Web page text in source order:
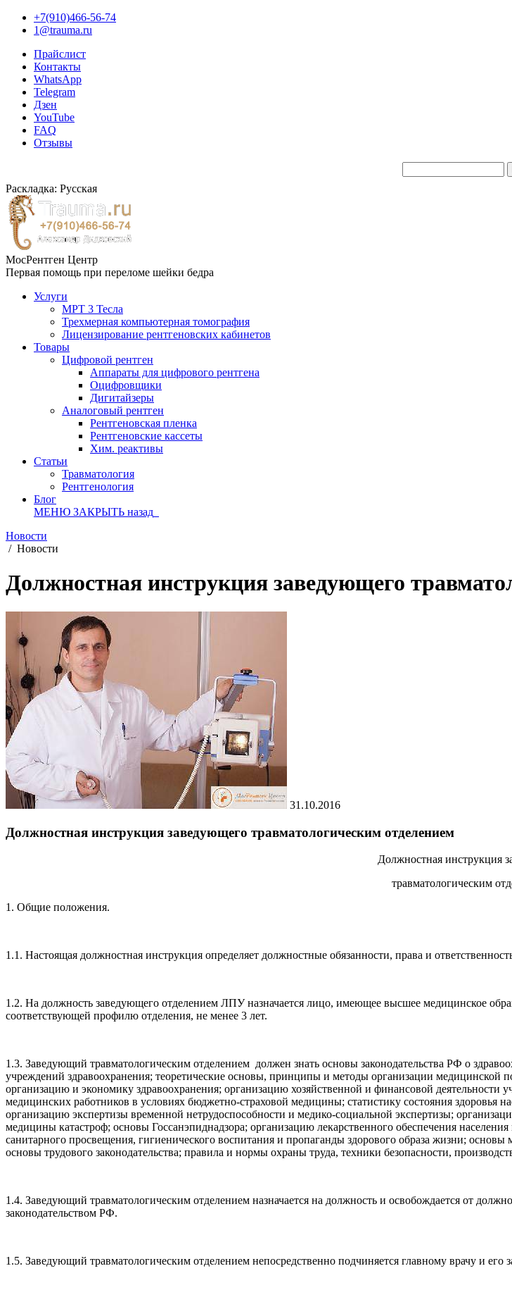
+7(910)466-56-74
1@trauma.ru
Прайслист
Контакты
WhatsApp
Telegram
Дзен
YouTube
FAQ
Отзывы
Раскладка: Русская
МосРентген Центр
Первая помощь при переломе шейки бедра
Услуги
МРТ 3 Тесла
Трехмерная компьютерная томография
Лицензирование рентгеновских кабинетов
Товары
Цифровой рентген
Аппараты для цифрового рентгена
Оцифровщики
Дигитайзеры
Аналоговый рентген
Рентгеновская пленка
Рентгеновские кассеты
Хим. реактивы
Статьи
Травматология
Рентгенология
Блог
МЕНЮ ЗАКРЫТЬ назад
Новости
/ Новости
Должностная инструкция заведующего
31.10.2016
Должностная инструкция заведующего травматологическим отделением
Должностная инструкция
травматологическим
1. Общие положения.
1.1. Настоящая должностная инструкция определяет должностные обязанности, права и
1.2. На должность заведующего отделением ЛПУ назначается лицо, имеющее высшее медицинское
соответствующей профилю отделения, не менее 3 лет.
1.3. Заведующий травматологическим отделением должен знать основы законодательства РФ о
учреждений здравоохранения; теоретические основы, принципы и методы организации
организацию и экономику здравоохранения; организацию хозяйственной и финансовой деятельности
медицинских работников в условиях бюджетно-страховой медицины; статистику состояния здоровья
организацию экспертизы временной нетрудоспособности и медико-социальной экспертизы;
медицины катастроф; основы Госсанэпиднадзора; организацию лекарственного обеспечения
санитарного просвещения, гигиенического воспитания и пропаганды здорового образа жизни;
основы трудового законодательства; правила и нормы охраны труда, техники безопасности,
1.4. Заведующий травматологическим отделением назначается на должность и освобождается от
законодательством РФ.
1.5. Заведующий травматологическим отделением непосредственно подчиняется главному врачу и его